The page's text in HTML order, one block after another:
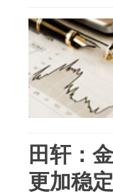
田轩：
更加稳